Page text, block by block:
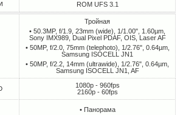
ROM UFS 3.1
Тройная
• 50.3MP, f/1.9, 23mm (wide), 1/1.00", 1.60µm,
Sony IMX989, Dual Pixel PDAF, OIS, Laser AF
• 50MP, f/2.0, 75mm (telephoto), 1/2.76", 0.64µm,
Samsung ISOCELL JN1
• 50MP, f/2.2, 14mm (ultrawide), 1/2.76", 0.64µm,
Samsung ISOCELL JN1, AF
1080p - 960fps
2160p - 60fps
• Панорама